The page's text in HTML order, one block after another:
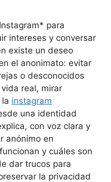
para
intereses y conversar
existe un deseo
el anonimato: evitar
o desconocidos
real, mirar
instagram
una identidad
con voz clara y
anónimo en
y cuáles son
dar trucos para
la privacidad